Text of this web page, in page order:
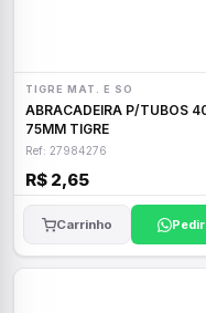
TIGRE MAT. E SO
ABRACADEIRA P/TUBOS 40 A
75MM TIGRE
Ref: 27984276
R$ 2,65
Carrinho Pedir